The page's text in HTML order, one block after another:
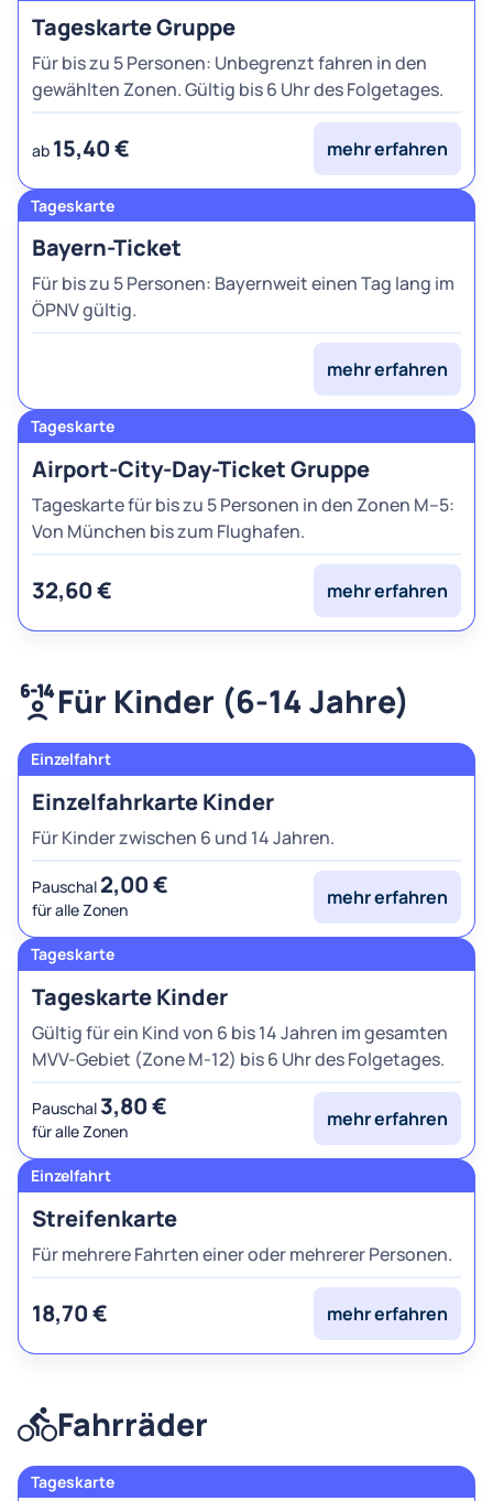
Tageskarte Gruppe
Für bis zu 5 Personen: Unbegrenzt fahren in den
gewählten Zonen. Gültig bis 6 Uhr des Folgetages.
ab 15,40 € mehr erfahren
Bayern-Ticket
Für bis zu 5 Personen: Bayernweit einen Tag lang im
ÖPNV gültig.
mehr erfahren
Airport-City-Day-Ticket Gruppe
Tageskarte für bis zu 5 Personen in den Zonen M–5:
Von München bis zum Flughafen.
32,60 € mehr erfahren
Für Kinder (6-14 Jahre)
Einzelfahrkarte Kinder
Für Kinder zwischen 6 und 14 Jahren.
Pauschal 2,00 €
für alle Zonen
mehr erfahren
Tageskarte Kinder
Gültig für ein Kind von 6 bis 14 Jahren im gesamten
MVV-Gebiet (Zone M-12) bis 6 Uhr des Folgetages.
Pauschal 3,80 €
für alle Zonen
mehr erfahren
Streifenkarte
Für mehrere Fahrten einer oder mehrerer Personen.
18,70 € mehr erfahren
Fahrräder